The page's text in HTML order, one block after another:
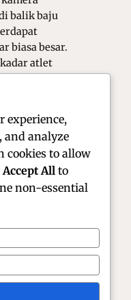
balik baju
biasa besar.
atlet
sirkuit.
| Racer &
experience,
and analyze
cookies to allow
Accept All to
non-essential